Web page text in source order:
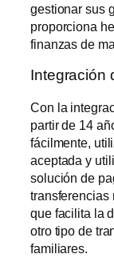
gestionar sus
proporciona
finanzas de
Integración
Con la
partir de 14
fácilmente,
aceptada y
solución de
transferencias
que facilita la
otro tipo de
familiares.